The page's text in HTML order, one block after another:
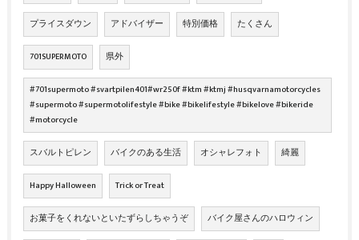
プライスダウン アドバイザー 特別価格 たくさん
701SUPERMOTO 県外
#701supermoto #svartpilen401#wr250f #ktm #ktmj #husqvarnamotorcycles
#supermoto #supermotolifestyle #bike #bikelifestyle #bikelove #bikeride
#motorcycle
スバルトピレン バイクのある生活 オシャレフォト 綺麗
Happy Halloween Trick or Treat
お菓子をくれないといたずらしちゃうぞ バイク屋さんのハロウィン